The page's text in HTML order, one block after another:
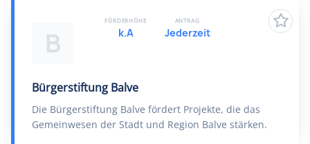
B
Bürgerstiftung Balve
Die Bürgerstiftung Balve fördert Projekte, die das
Gemeinwesen der Stadt und Region Balve stärken.
FÖRDERHÖHE
k.A
ANTRAG
Jederzeit